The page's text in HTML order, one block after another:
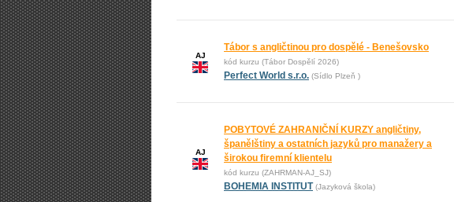
AJ
Tábor s angličtinou pro dospělé - Benešovsko
kód kurzu (Tábor Dospělí 2026)
Perfect World s.r.o. (Sídlo Plzeň )
AJ
POBYTOVÉ ZAHRANIČNÍ KURZY angličtiny,
španělštiny a ostatních jazyků pro manažery a
širokou firemní klientelu
kód kurzu (ZAHRMAN-AJ_SJ)
BOHEMIA INSTITUT (Jazyková škola)